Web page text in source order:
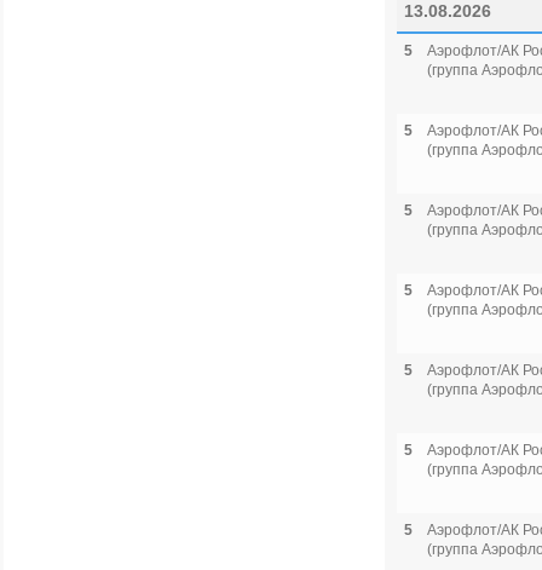
13.08.2026
5
Аэрофлот/АК
(группа
5
Аэрофлот/АК
(группа
5
Аэрофлот/АК
(группа
5
Аэрофлот/АК
(группа
5
Аэрофлот/АК
(группа
5
Аэрофлот/АК
(группа
5
Аэрофлот/АК
(группа